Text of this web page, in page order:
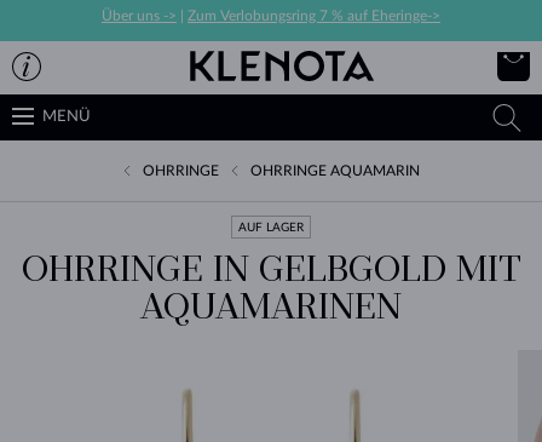
Über uns -> Zum Verlobungsring 7 % auf Eheringe->
MENÜ
OHRRINGE OHRRINGE AQUAMARIN
AUF LAGER
OHRRINGE IN GELBGOLD MIT
AQUAMARINEN